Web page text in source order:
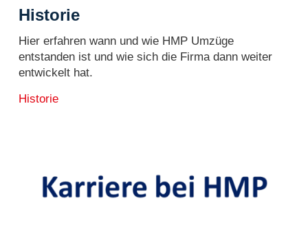
Historie
Hier erfahren wann und wie HMP Umzüge
entstanden ist und wie sich die Firma dann weiter
entwickelt hat.
Historie